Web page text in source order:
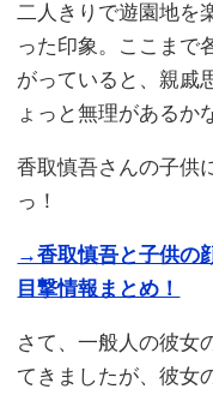
二人きりで遊園地を
った印象。ここまで
がっていると、親戚
ょっと無理があるか
香取慎吾さんの子供
っ！
→香取慎吾と子供の
目撃情報まとめ！
さて、一般人の彼女
てきましたが、彼女